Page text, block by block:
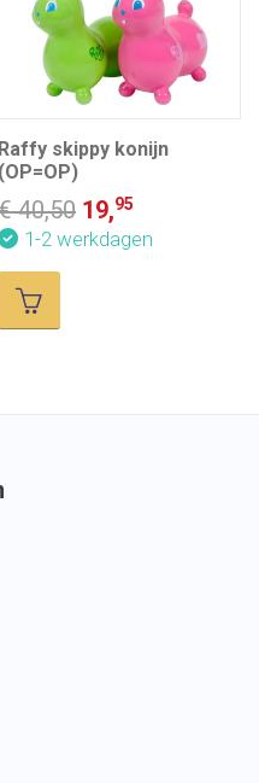
Raffy skippy konijn
(OP=OP)
40,50 19,95
1-2 werkdagen